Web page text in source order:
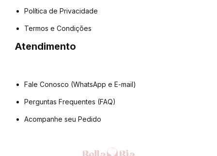
Política de Privacidade
Termos e Condições
Atendimento
Fale Conosco (WhatsApp e E-mail)
Perguntas Frequentes (FAQ)
Acompanhe seu Pedido